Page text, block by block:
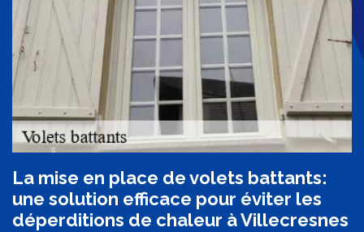
La mise en place de volets battants:
une solution efficace pour éviter les
déperditions de chaleur à Villecresnes